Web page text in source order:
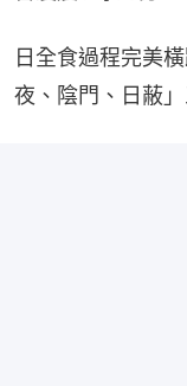
日全食過程完美
夜、陰門、日蔽」